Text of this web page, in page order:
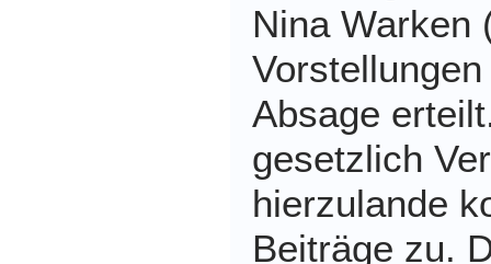
Nina Warken
Absage
gesetzlich
hierzulande
Beiträge zu.